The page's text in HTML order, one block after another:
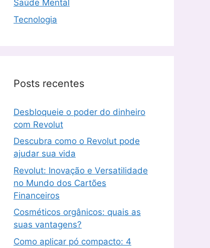
Saúde Mental
Tecnologia
Posts recentes
Desbloqueie o poder do dinheiro
com Revolut
Descubra como o Revolut pode
ajudar sua vida
Revolut: Inovação e Versatilidade
no Mundo dos Cartões
Financeiros
Cosméticos orgânicos: quais as
suas vantagens?
Como aplicar pó compacto: 4